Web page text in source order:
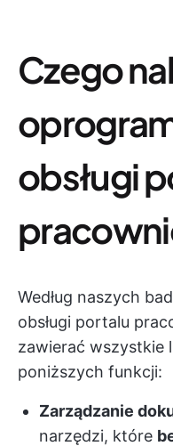
Czego
obsługi
Według naszych
obsługi portalu
zawierać wszystkie
poniższych funkcji:
Zarządzanie
narzędzi, które